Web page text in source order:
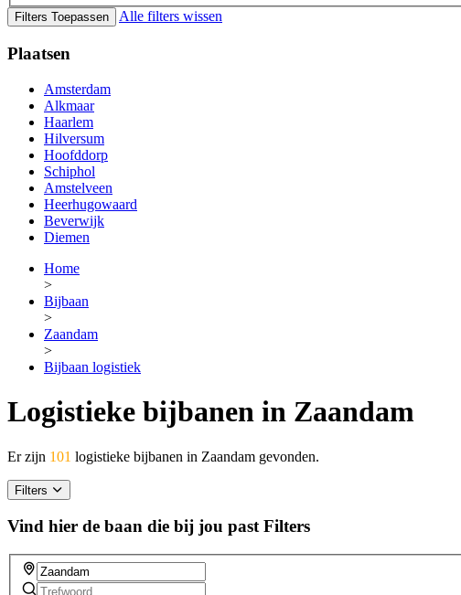
Filters Toepassen Alle filters wissen
Plaatsen
Amsterdam
Alkmaar
Haarlem
Hilversum
Hoofddorp
Schiphol
Amstelveen
Heerhugowaard
Beverwijk
Diemen
Home
>
Bijbaan
>
Zaandam
>
Bijbaan logistiek
Logistieke bijbanen in Zaandam
Er zijn 101 logistieke bijbanen in Zaandam gevonden.
Filters
Vind hier de baan die bij jou past Filters